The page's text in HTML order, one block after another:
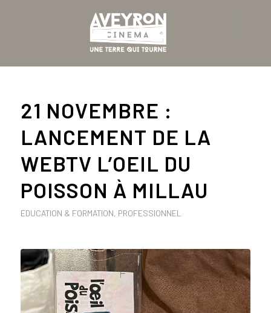
21 NOVEMBRE :
LANCEMENT DE LA
WEBTV L’OEIL DU
POISSON À MILLAU
EDUCATION & FORMATION, PROFESSIONNEL